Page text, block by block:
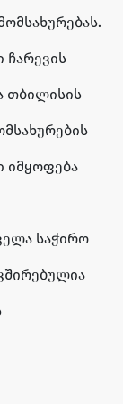
ჩარევის
თბილისის
იმყოფება
საჭირო